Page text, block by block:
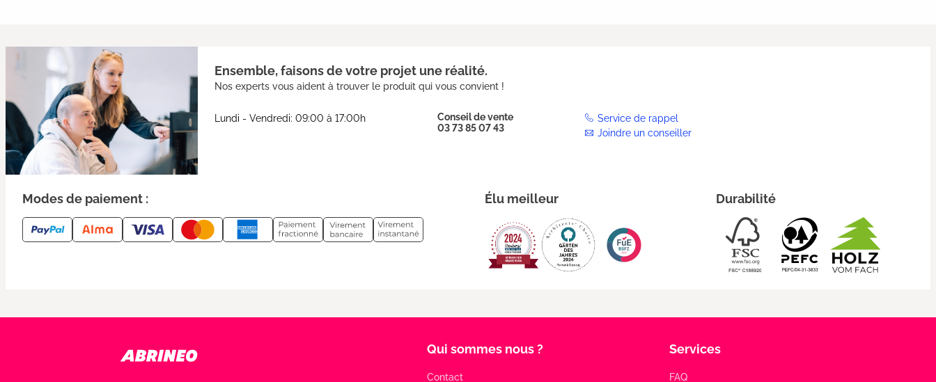
Ensemble, faisons de votre projet une réalité.
Nos experts vous aident à trouver le produit qui vous convient !
Lundi - Vendredi: 09:00 à 17:00h
Conseil de vente
03 73 85 07 43
Service de rappel
Joindre un conseiller
Modes de paiement : Élu meilleur Durabilité
Qui sommes nous ?
Contact
Services
FAQ